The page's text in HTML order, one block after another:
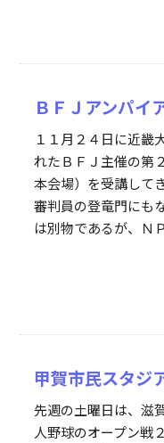
ＢＦＪアンパイ
１１月２４日に近畿
れたＢＦＪ主催の第
本会場）を受講して
審判員の登竜門にも
は別物であるが、
甲賀市民スタジ
先週の土曜日は、滋
人野球のオープン戦